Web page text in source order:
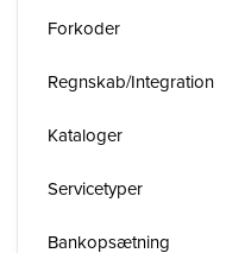
Forkoder
Regnskab/Integration
Kataloger
Servicetyper
Bankopsætning